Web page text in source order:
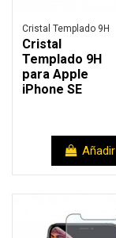
Cristal Templado 9H
Cristal
Templado 9H
para Apple
iPhone SE
Añadir